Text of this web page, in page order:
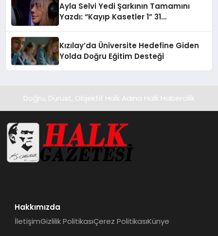
Ayla Selvi Yedi Şarkının Tamamını
Yazdı: “Kayıp Kasetler 1” 31
Kızılay’da Üniversite Hedefine Giden
Yolda Doğru Eğitim Desteği
Doğru, Dürüst, Objektif Halk Adına Halk Habercilik
Hakkımızda
İletişimGizlilik PolitikasıÇerez PolitikasıKünye